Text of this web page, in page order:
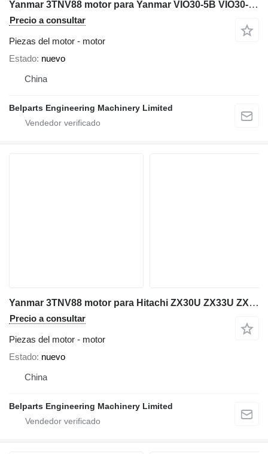
Yanmar 3TNV88 motor para Yanmar VIO30-5B VIO30-6B VIO35-3 VIO35-6A VIO35-6 SV26 miniexcavadora
Precio a consultar
Piezas del motor - motor
Estado nuevo
China
Belparts Engineering Machinery Limited
Yanmar 3TNV88 motor para Hitachi ZX30U ZX33U ZX35U ZX38U miniexcavadora
Precio a consultar
Piezas del motor - motor
Estado nuevo
China
Belparts Engineering Machinery Limited